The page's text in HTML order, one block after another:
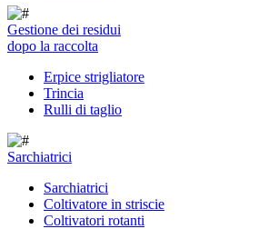
Gestione dei residui
dopo la raccolta
Erpice strigliatore
Trincia
Rulli di taglio
Sarchiatrici
Sarchiatrici
Coltivatore in striscie
Coltivatori rotanti